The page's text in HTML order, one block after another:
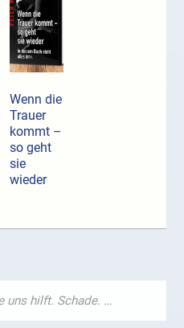
Wenn die
Trauer
kommt –
so geht
sie
wieder